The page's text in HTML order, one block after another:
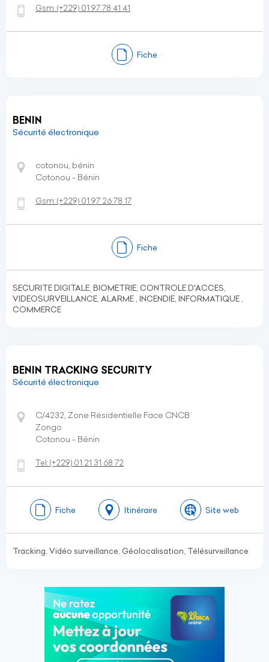
Gsm:(+229) 01 97 78 41 41
Fiche
BENIN
Sécurité électronique
cotonou, bénin
Cotonou - Bénin
Gsm:(+229) 01 97 26 78 17
Fiche
SECURITE DIGITALE, BIOMETRIE, CONTROLE D'ACCES,
VIDEOSURVEILLANCE, ALARME , INCENDIE, INFORMATIQUE ,
COMMERCE
BENIN TRACKING SECURITY
Sécurité électronique
C/4232, Zone Résidentielle Face CNCB
Zongo
Cotonou - Bénin
Tel:(+229) 01 21 31 68 72
Fiche Itinéraire Site web
Tracking, Vidéo surveillance, Géolocalisation, Télésurveillance